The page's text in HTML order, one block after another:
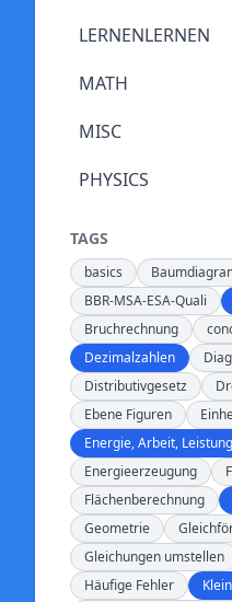
LERNENLERNEN
MATH
MISC
PHYSICS
TAGS
basics
BBR-MSA-ESA-Quali
Bruchrechnung
Dezimalzahlen
Distributivgesetz
Ebene Figuren
Energie, Arbeit, Leistung
Energieerzeugung
Flächenberechnung
Geometrie
Gleichungen umstellen
Häufige Fehler